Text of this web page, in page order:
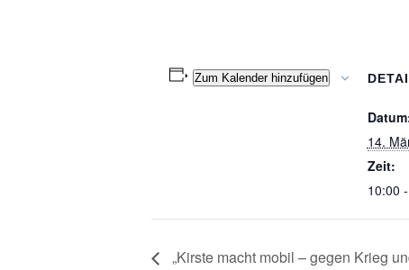
Zum Kalender hinzufügen
14.
Zeit:
10:00
„Kirste macht mobil – gegen Krieg